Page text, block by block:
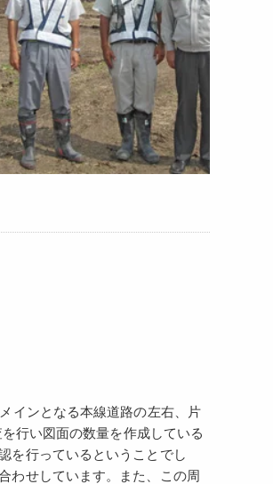
インとなる本線道路の左右、片
行い図面の数量を作成している
を行っているということでし
わせしています。また、この周